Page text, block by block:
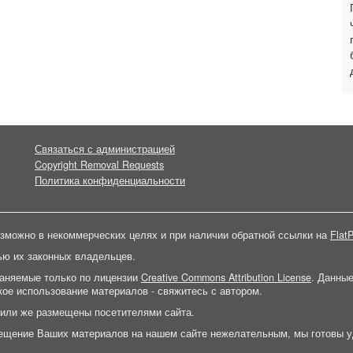
Связаться с администрацией
Copyright Removal Requests
Политика конфиденциальности
в некоммерческих целях и при наличии обратной ссылки на
их законных владельцев.
только по лицензии Creative Commons Attribution License.
использование материалов - свяжитесь с автором.
же размещены посетителями сайта.
Ваших материалов на нашем сайте нежелательным, мы готовы